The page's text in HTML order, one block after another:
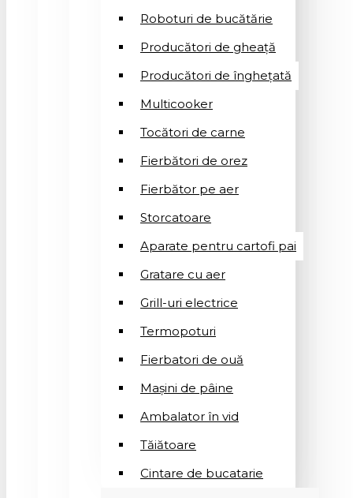
Roboturi de bucătărie
Producători de gheață
Producători de înghețată
Multicooker
Tocători de carne
Fierbători de orez
Fierbător pe aer
Storcatoare
Aparate pentru cartofi pai
Gratare cu aer
Grill-uri electrice
Termopoturi
Fierbatori de ouă
Mașini de pâine
Ambalator în vid
Tăiătoare
Cintare de bucatarie